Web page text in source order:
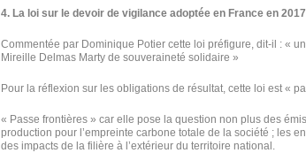
4. La loi sur le devoir de vigilance adoptée en France en
Commentée par Dominique Potier cette loi préfigure, dit-il : «
Mireille Delmas Marty de souveraineté solidaire »
Pour la réflexion sur les obligations de résultat, cette loi est «
« Passe frontières » car elle pose la question non plus des
production pour l’empreinte carbone totale de la société ; les
des impacts de la filière à l’extérieur du territoire national.